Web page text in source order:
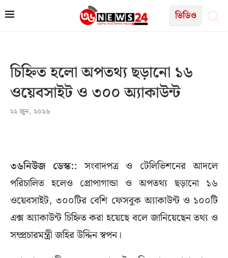
ভিডিও
চিহ্নিত হলো অপতথ্য ছড়ানো ১৬
ওয়েবসাইট ও ৩০০ অ্যাকাউন্ট
২২ জুন, ২০২৬
৩৬নিউজ ডেস্ক:: সংবাদপত্র ও টেলিভিশনের আদলে
পরিচালিত হলেও প্রোপাগান্ডা ও অপতথ্য ছড়ানো ১৬
ওয়েবসাইট, ৩০০টির বেশি ফেসবুক অ্যাকাউন্ট ও ১০০টি
এক্স অ্যাকাউন্ট চিহ্নিত করা হয়েছে বলে জানিয়েছেন তথ্য ও
সম্প্রচারমন্ত্রী জহির উদ্দিন স্বপন।